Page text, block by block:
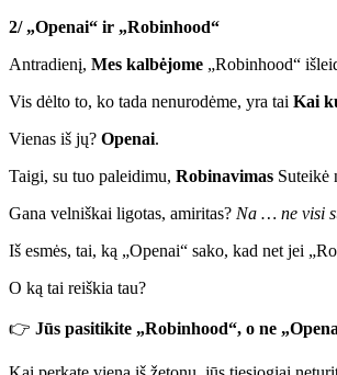
2/ „Openai“ ir „Robinhood“
Antradienį, Mes kalbėjome „Robinhood“
Vis dėlto to, ko tada nenurodėme, yra tai Kai
Vienas iš jų? Openai.
Taigi, su tuo paleidimu, Robinavimas Suteikė
Gana velniškai ligotas, amiritas? Na … ne visi
Iš esmės, tai, ką „Openai“ sako, kad net jei
O ką tai reiškia tau?
👉 Jūs pasitikite „Robinhood“, o ne